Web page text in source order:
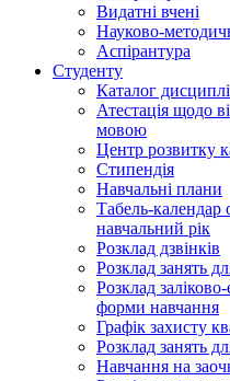
Видатні вчені
Науково-
Аспірантура
Студенту
Каталог
Атестація щодо
мовою
Центр розвитку
Стипендія
Навчальні плани
Табель-календар
навчальний рік
Розклад дзвінків
Розклад занять
Розклад заліково-
форми навчання
Графік захисту
Розклад занять
Навчання на